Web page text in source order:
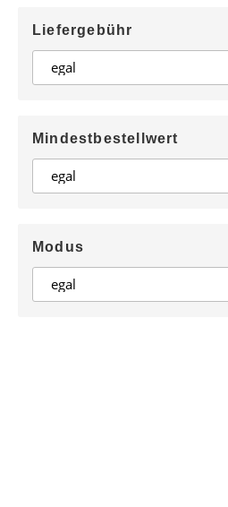
Liefergebühr
Mindestbestellwert
Modus